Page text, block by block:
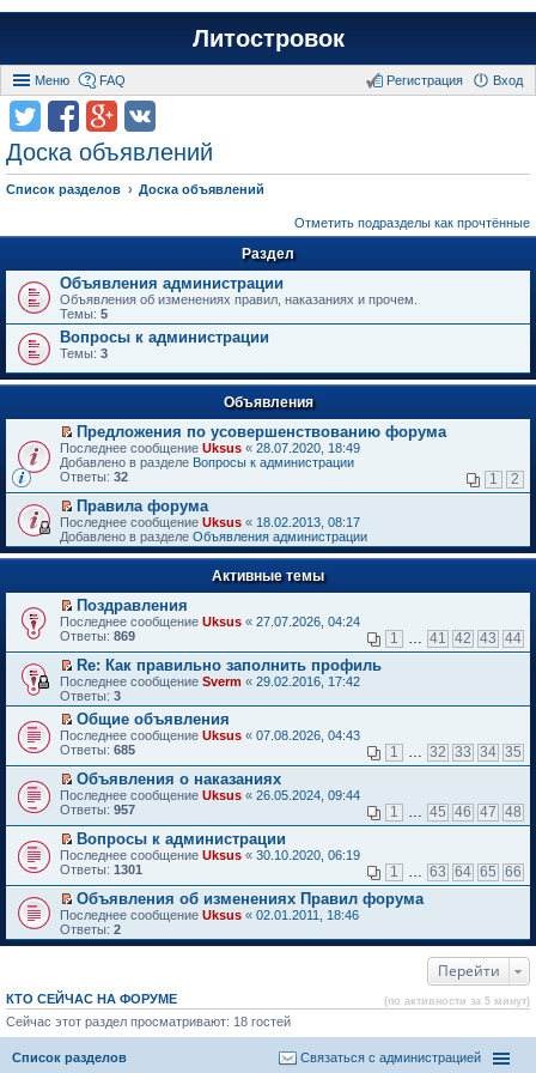
Литостровок
Меню FAQ Вход
Регистрация
Доска объявлений
Список разделов Доска объявлений
Отметить подразделы как прочтённые
Раздел
Объявления администрации
Объявления об изменениях правил, наказаниях и прочем.
Темы: 5
Вопросы к администрации
Темы: 3
Объявления
П
е
р
й
т
и
к
п
в
о
м
у
н
е
п
р
о
ч
и
а
н
н
о
м
у
с
о
о
б
щ
е
н
Предложения по усовершенствованию форума
Последнее сообщение Uksus « 28.07.2020, 18:49
Добавлено в разделе Вопросы к администрации
Ответы: 32 1 2
П
е
р
е
т
и
к
п
р
в
о
м
у
н
е
п
р
о
ч
т
а
н
н
о
м
у
с
о
щ
е
н
и
Правила форума
Последнее сообщение Uksus « 18.02.2013, 08:17
Добавлено в разделе Объявления администрации
Активные темы
П
е
е
й
т
и
к
п
е
в
о
м
у
н
е
п
р
о
ч
и
т
а
о
м
у
с
о
Поздравления
Последнее сообщение Uksus « 27.07.2026, 04:24
Ответы: 869 1 … 41 42 43 44
П
е
р
е
й
т
и
к
п
е
в
о
м
у
н
е
п
р
о
т
а
н
н
м
Re: Как правильно заполнить профиль
Последнее сообщение Sverm « 29.02.2016, 17:42
Ответы: 3
П
е
е
й
т
и
к
п
е
р
в
о
м
у
н
о
ч
а
Общие объявления
Последнее сообщение Uksus « 07.08.2026, 04:43
Ответы: 685 1 … 32 33 34 35
П
е
е
й
т
и
к
п
е
р
в
у
н
е
п
о
Объявления о наказаниях
Последнее сообщение Uksus « 26.05.2024, 09:44
Ответы: 957 1 … 45 46 47 48
П
е
е
й
т
и
р
в
о
м
у
н
Вопросы к администрации
Последнее сообщение Uksus « 30.10.2020, 06:19
Ответы: 1301 1 … 63 64 65 66
П
е
р
и
к
п
е
р
Объявления об изменениях Правил форума
Последнее сообщение Uksus « 02.01.2011, 18:46
Ответы: 2
Перейти
КТО СЕЙЧАС НА ФОРУМЕ (по активности за 5 минут)
Сейчас этот раздел просматривают: 18 гостей
Список разделов Связаться с администрацией